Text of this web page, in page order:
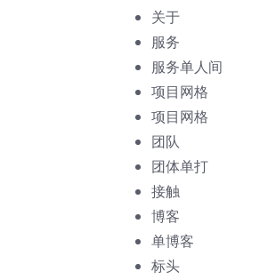
关于
服务
服务单人间
项目网格
项目网格
团队
团体单打
接触
博客
单博客
标头